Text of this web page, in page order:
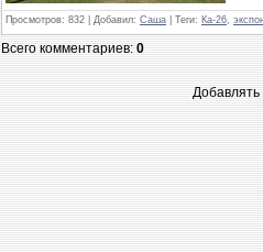
Просмотров: 832 | Добавил: Саша Теги: Ка-26,
Всего комментариев:0
Добавлять